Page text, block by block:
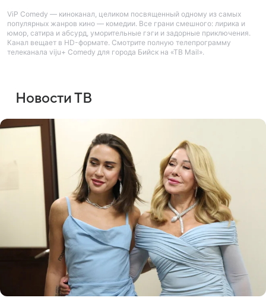
ViP Comedy — киноканал, целиком посвященный одному из самых
популярных жанров кино — комедии. Все грани смешного: лирика и
юмор, сатира и абсурд, уморительные гэги и задорные приключения.
Канал вещает в HD-формате. Смотрите полную телепрограмму
телеканала viju+ Comedy для города Бийск на «ТВ Mail».
Новости ТВ